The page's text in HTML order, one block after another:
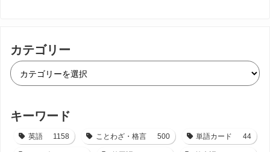
カテゴリー
キーワード
英語 1158 ことわざ・格言 500 単語カード 44